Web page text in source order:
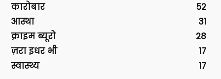
कारोबार
52
आस्था
31
क्राइम ब्यूरो
28
ज़रा इधर भी
17
स्वास्थ्य
17